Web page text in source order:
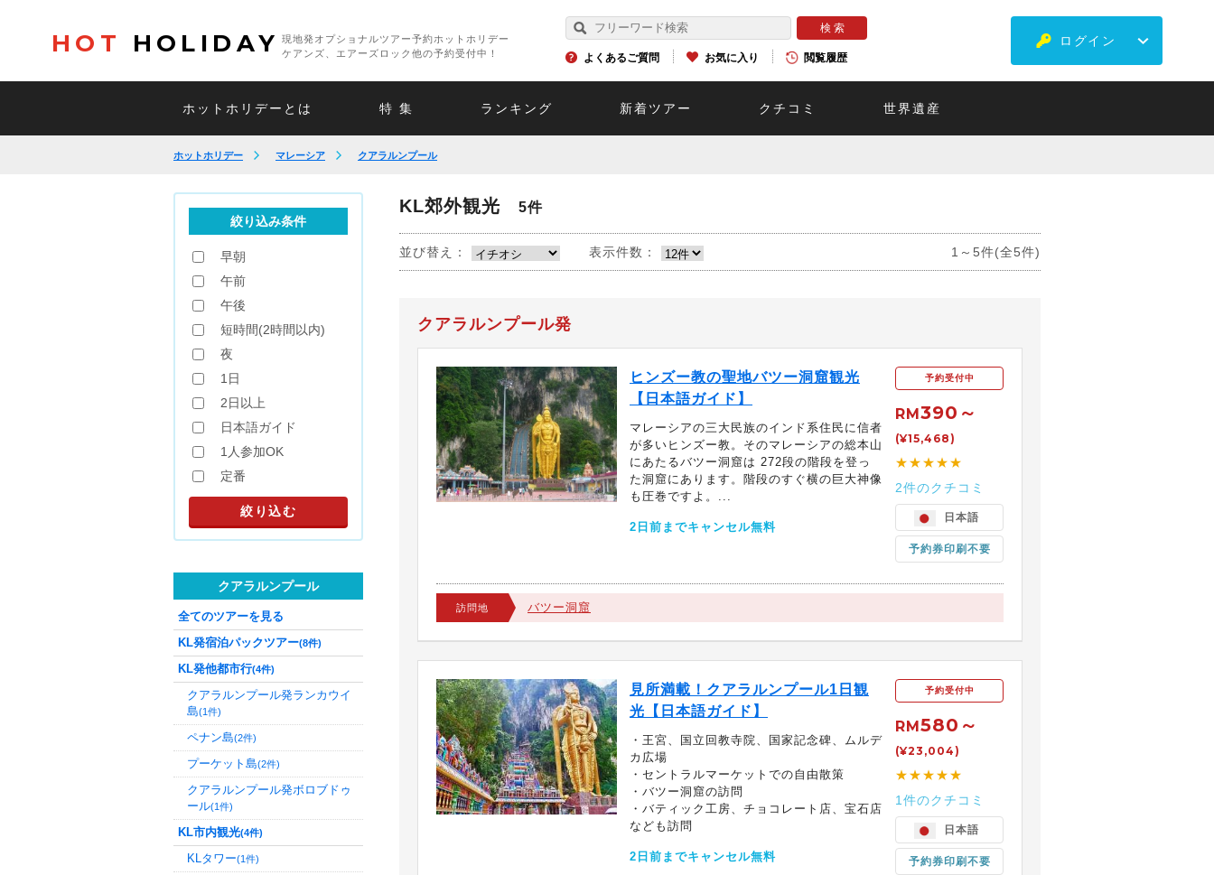
HOT HOLIDAY
現地発オプショナルツアー予約ホットホリデー
ケアンズ、エアーズロック他の予約受付中！
よくあるご質問 お気に入り 閲覧履歴
ログイン
ホットホリデーとは 特 集 ランキング 新着ツアー クチコミ 世界遺産
ホットホリデー マレーシア クアラルンプール
KL郊外観光 5件
並び替え： 表示件数： 1～5件(全5件)
クアラルンプール発
ヒンズー教の聖地バツー洞窟観光
【日本語ガイド】
マレーシアの三大民族のインド系住民に信者
が多いヒンズー教。そのマレーシアの総本山
にあたるバツー洞窟は 272段の階段を登っ
た洞窟にあります。階段のすぐ横の巨大神像
も圧巻ですよ。...
2日前までキャンセル無料
予約受付中
RM 390～
(¥15,468)
★★★★★
2件のクチコミ
日本語
予約券印刷不要
訪問地 バツー洞窟
見所満載！クアラルンプール1日観
光【日本語ガイド】
・王宮、国立回教寺院、国家記念碑、ムルデ
カ広場
・セントラルマーケットでの自由散策
・バツー洞窟の訪問
・バティック工房、チョコレート店、宝石店
なども訪問
2日前までキャンセル無料
予約受付中
RM 580～
(¥23,004)
★★★★★
1件のクチコミ
日本語
予約券印刷不要
絞り込み条件
早朝
午前
午後
短時間(2時間以内)
夜
1日
2日以上
日本語ガイド
1人参加OK
定番
クアラルンプール
全てのツアーを見る
KL発宿泊パックツアー(8件)
KL発他都市行(4件)
クアラルンプール発ランカウイ
島(1件)
ペナン島(2件)
プーケット島(2件)
クアラルンプール発ボロブドゥ
ール(1件)
KL市内観光(4件)
KLタワー(1件)